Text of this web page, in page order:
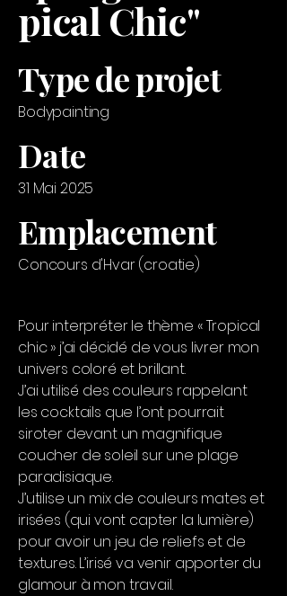
pical Chic"
Type de projet
Bodypainting
Date
31 Mai 2025
Emplacement
Concours d'Hvar (croatie)
Pour interpréter le thème « Tropical
chic » j’ai décidé de vous livrer mon
univers coloré et brillant.
J’ai utilisé des couleurs rappelant
les cocktails que l’ont pourrait
siroter devant un magnifique
coucher de soleil sur une plage
paradisiaque.
J’utilise un mix de couleurs mates et
irisées (qui vont capter la lumière)
pour avoir un jeu de reliefs et de
textures. L’irisé va venir apporter du
glamour à mon travail.